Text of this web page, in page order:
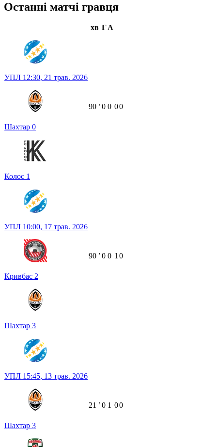
Останні матчі гравця
хв ГА
УПЛ 12:30, 21 трав. 2026
Шахтар 0
Колос 1
90 ʼ0 0 00
УПЛ 10:00, 17 трав. 2026
Кривбас 2
Шахтар 3
90 ʼ0 0 1 0
УПЛ 15:45, 13 трав. 2026
Шахтар 3
21 ʼ0 1 00